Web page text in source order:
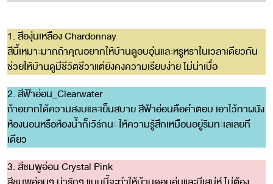
1. สีองุ่นเหลือง Chardonnay
สีนี้เหมาะมากถ้าคุณอยากให้บ้านดูอบอุ่นและหรูหราในเวลาเดียวกัน
ช่วยให้บ้านดูมีชีวิตชีวาแต่ยังคงความเรียบง่าย ไม่น่าเบื่อ
2. สีฟ้าอ่อน_Clearwater
ถ้าอยากได้ความสงบและเย็นสบาย สีฟ้าอ่อนคือคำตอบ เอาไว้ทาผนัง
ห้องนอนหรือห้องน้ำก็เวิร์กนะ ให้ความรู้สึกเหมือนอยู่ริมทะเลเลยที
เดียว
3. สีชมพูอ่อน Crystal Pink